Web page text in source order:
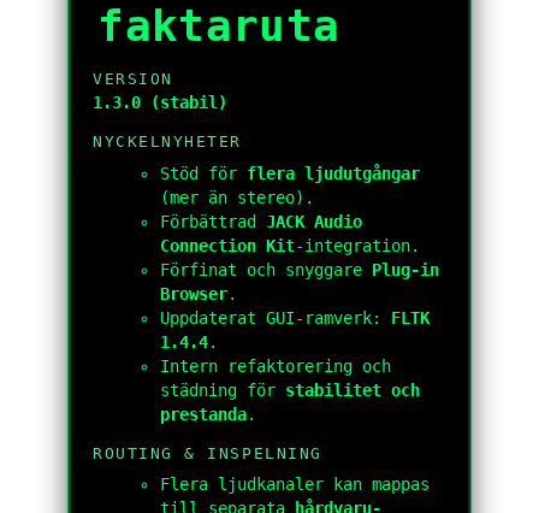
faktaruta
VERSION
1.3.0 (stabil)
NYCKELNYHETER
Stöd för flera ljudutgångar
(mer än stereo).
Förbättrad JACK Audio
Connection Kit-integration.
Förfinat och snyggare Plug-in
Browser.
Uppdaterat GUI-ramverk: FLTK
1.4.4.
Intern refaktorering och
städning för stabilitet och
prestanda.
ROUTING & INSPELNING
Flera ljudkanaler kan mappas
till separata
hårdvaru-